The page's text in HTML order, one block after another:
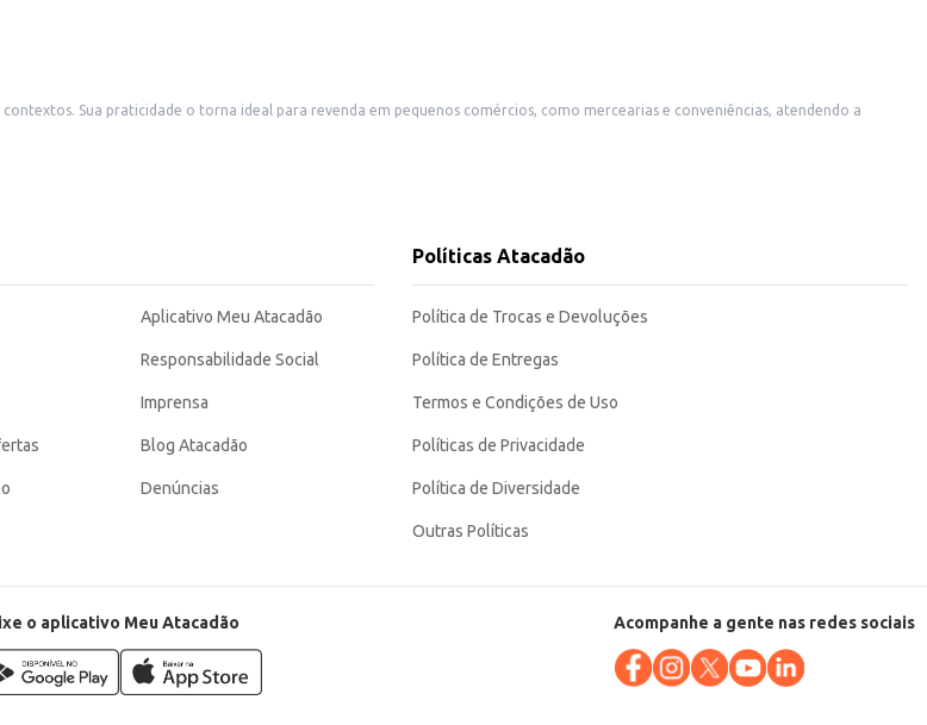
atendendo a
que contribuem para sua aceitação por um público amplo. Sua embalagem individual facilita o manuseio e o consumo, seja
Aplicativo Meu Atacadão
Responsabilidade Social
Imprensa
Blog Atacadão
Denúncias
Políticas Atacadão
Política de Trocas e Devoluções
Política de Entregas
Termos e Condições de Uso
Políticas de Privacidade
Política de Diversidade
Outras Políticas
o aplicativo Meu Atacadão Acompanhe a gente nas redes sociais